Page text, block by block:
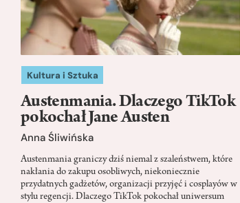
Kultura i Sztuka
Austenmania. Dlaczego TikTok
pokochał Jane Austen
Anna Śliwińska
Austenmania graniczy dziś niemal z szaleństwem, które
nakłania do zakupu osobliwych, niekoniecznie
przydatnych gadżetów, organizacji przyjęć i cosplayów w
stylu regencji. Dlaczego TikTok pokochał uniwersum